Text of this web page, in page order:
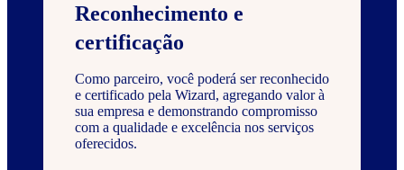
Reconhecimento e
certificação
Como parceiro, você poderá ser reconhecido
e certificado pela Wizard, agregando valor à
sua empresa e demonstrando compromisso
com a qualidade e excelência nos serviços
oferecidos.